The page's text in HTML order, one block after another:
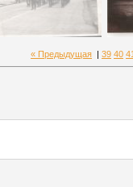
« Предыдущая 39 40